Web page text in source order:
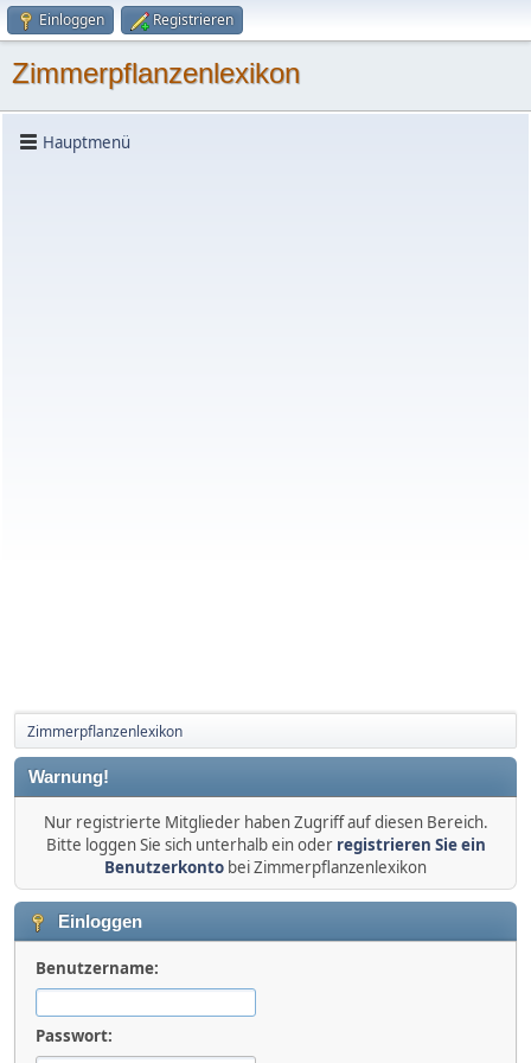
Einloggen Registrieren
Zimmerpflanzenlexikon
Hauptmenü
Zimmerpflanzenlexikon
Warnung!
Nur registrierte Mitglieder haben Zugriff auf diesen Bereich.
Bitte loggen Sie sich unterhalb ein oder registrieren Sie ein
Benutzerkonto bei Zimmerpflanzenlexikon
Einloggen
Benutzername:
Passwort: